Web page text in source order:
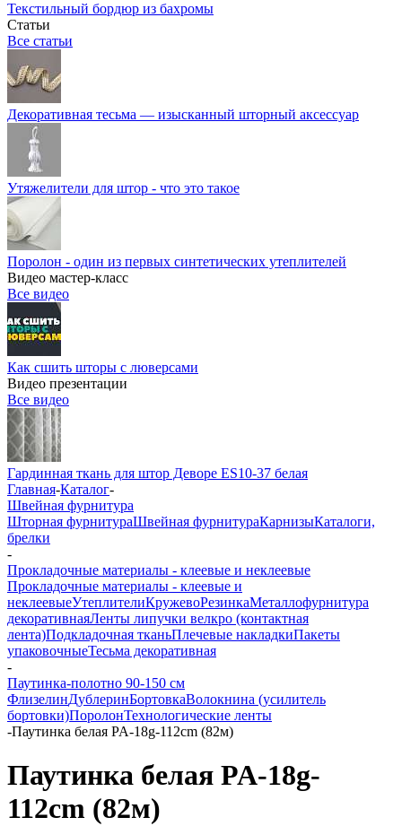
Текстильный бордюр из бахромы
Статьи
Все статьи
Декоративная тесьма — изысканный шторный аксессуар
Утяжелители для штор - что это такое
Поролон - один из первых синтетических утеплителей
Видео мастер-класс
Все видео
Как сшить шторы с люверсами
Видео презентации
Все видео
Гардинная ткань для штор Деворе ES10-37 белая
Главная-Каталог-
Швейная фурнитура
Шторная фурнитураШвейная фурнитураКарнизыКаталоги,
брелки
-
Прокладочные материалы - клеевые и неклеевые
Прокладочные материалы - клеевые и
неклеевыеУтеплителиКружевоРезинкаМеталлофурнитура
декоративнаяЛенты липучки велкро (контактная
лента)Подкладочная тканьПлечевые накладкиПакеты
упаковочныеТесьма декоративная
-
Паутинка-полотно 90-150 см
ФлизелинДублеринБортовкаВолокнина (усилитель
бортовки)ПоролонТехнологические ленты
-Паутинка белая PA-18g-112cm (82м)
Паутинка белая PA-18g-
112cm (82м)